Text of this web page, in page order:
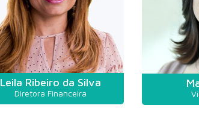
Leila Ribeiro da Silva
Diretora Financeira